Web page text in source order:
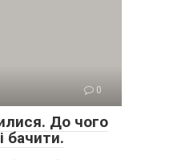
0
До чого
бачити.